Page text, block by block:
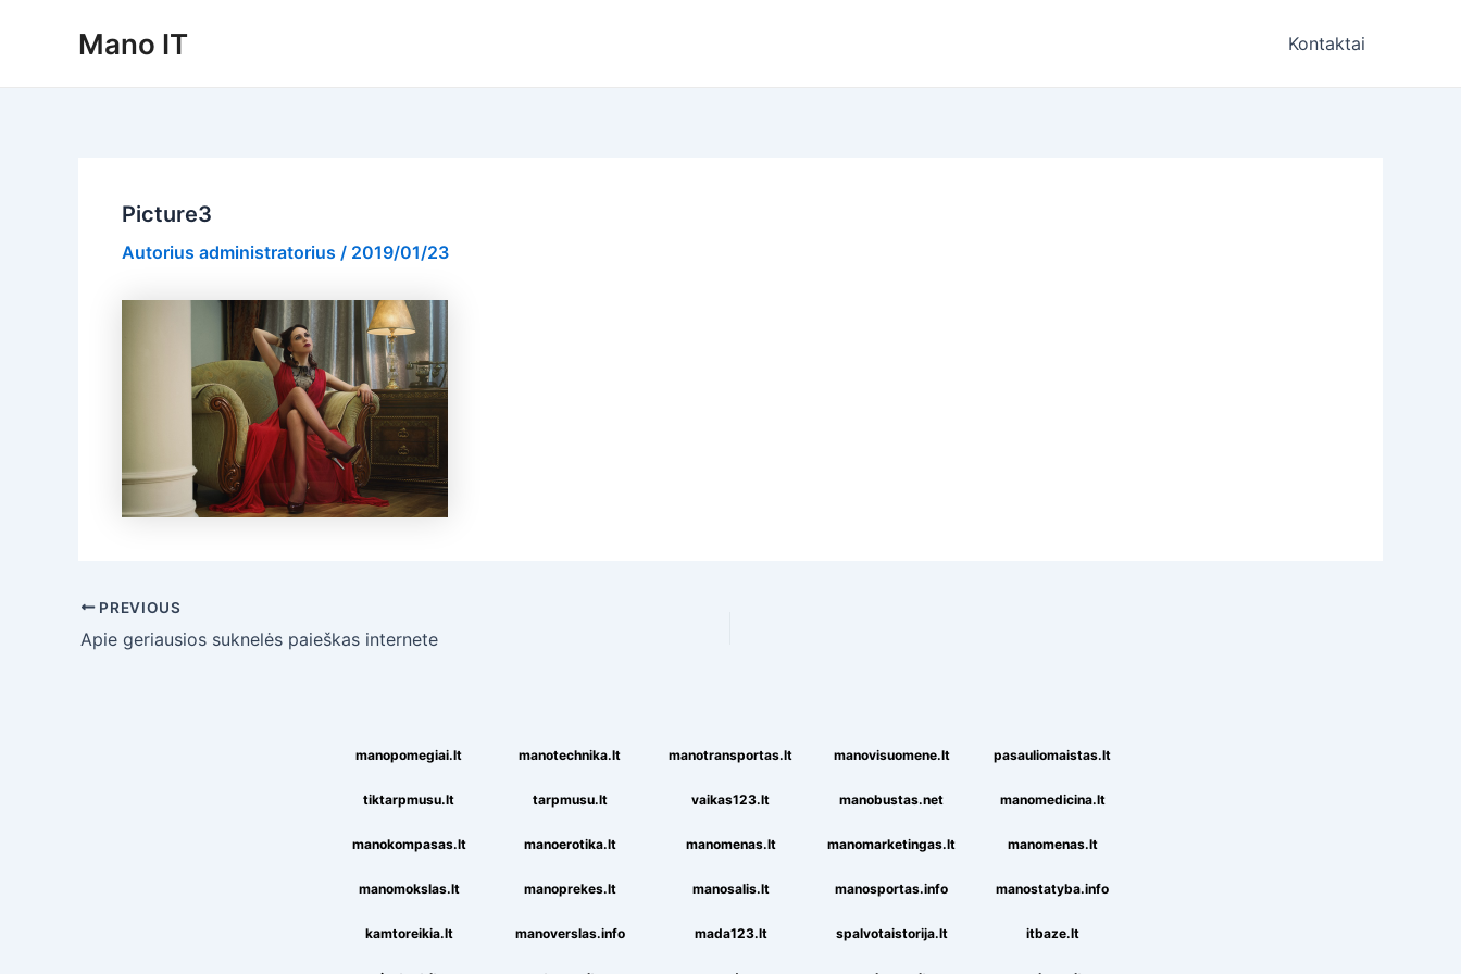
Mano IT Kontaktai
Picture3
Autorius administratorius / 2019/01/23
Post
navigation
PREVIOUS
Apie geriausios suknelės paieškas internete
manopomegiai.lt manotechnika.lt manotransportas.lt manovisuomene.lt pasauliomaistas.lt
tiktarpmusu.lt tarpmusu.lt vaikas123.lt manobustas.net manomedicina.lt
manokompasas.lt manoerotika.lt manomenas.lt manomarketingas.lt manomenas.lt
manomokslas.lt manoprekes.lt manosalis.lt manosportas.info manostatyba.info
kamtoreikia.lt manoverslas.info mada123.lt spalvotaistorija.lt itbaze.lt